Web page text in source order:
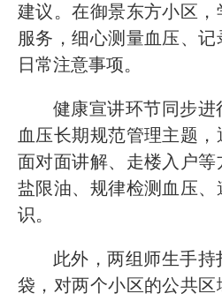
建议。在御景东方小区，
服务，细心测量血压、
日常注意事项。
健康宣讲环节同步
血压长期规范管理主题，
面对面讲解、走楼入户等
盐限油、规律检测血压
识。
此外，两组师生手持
袋，对两个小区的公共区